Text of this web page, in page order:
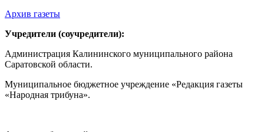
Архив газеты
Учредители (соучредители):
Администрация Калининского муниципального района
Саратовской области.
Муниципальное бюджетное учреждение «Редакция газеты
«Народная трибуна».